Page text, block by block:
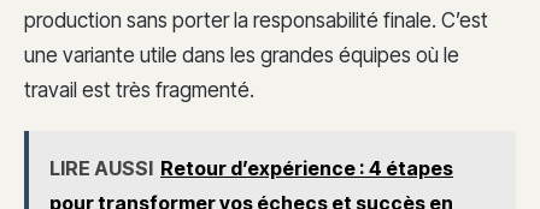
production sans porter la responsabilité finale. C’est
une variante utile dans les grandes équipes où le
travail est très fragmenté.
LIRE AUSSI Retour d’expérience : 4 étapes
pour transformer vos échecs et succès en